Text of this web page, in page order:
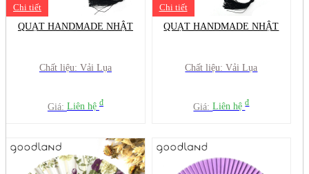
Chi tiết
QUẠT HANDMADE NHẬT
Chất liệu: Vải Lụa
Giá: Liên hệ đ
Chi tiết
QUẠT HANDMADE NHẬT
Chất liệu: Vải Lụa
Giá:Liên hệđ